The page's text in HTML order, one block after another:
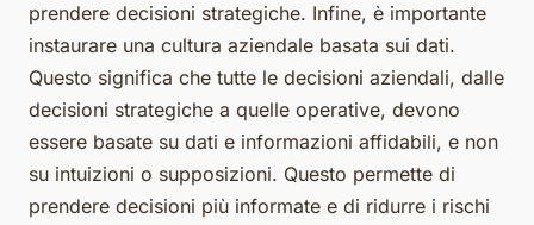
prendere decisioni strategiche. Infine, è importante
instaurare una cultura aziendale basata sui dati.
Questo significa che tutte le decisioni aziendali, dalle
decisioni strategiche a quelle operative, devono
essere basate su dati e informazioni affidabili, e non
su intuizioni o supposizioni. Questo permette di
prendere decisioni più informate e di ridurre i rischi